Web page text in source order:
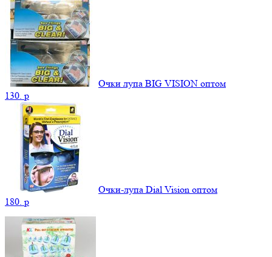
Очки лупа BIG VISION оптом
130. p
Очки-лупа Dial Vision оптом
180. p